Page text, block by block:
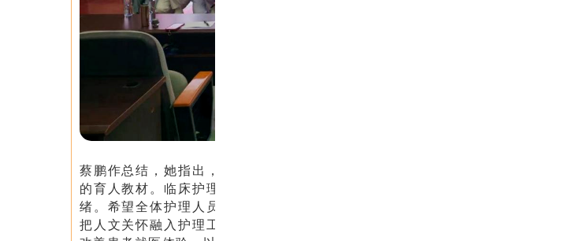
蔡鹏作总结，她指出，本次分享的每一则护理故事，都是临床一线最鲜活、最生
的育人教材。临床护理工作既要精准处置患者躯体病痛，也要用心抚慰患者心理
绪。希望全体护理人员以本次活动为契机，将叙事护理理念内化于心，外化于行
把人文关怀融入护理工作全流程各环节，持续优化服务细节，提升服务品质，不